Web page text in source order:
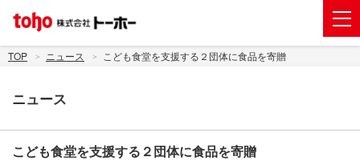
会社案内
株主・投資家情報
TOP ニュース こども食堂を支援する２団体に食品を寄贈
ニュース
こども食堂を支援する２団体に食品を寄贈